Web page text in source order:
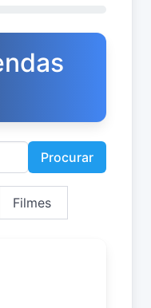
Procurar
Filmes